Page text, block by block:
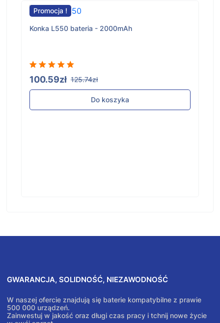
Promocja !
Konka L550 bateria - 2000mAh
100.59zł 125.74zł
Do koszyka
GWARANCJA, SOLIDNOŚĆ, NIEZAWODNOŚĆ
W naszej ofercie znajdują się baterie kompatybilne z prawie
500 000 urządzeń.
Zainwestuj w jakość oraz długi czas pracy i tchnij nowe życie